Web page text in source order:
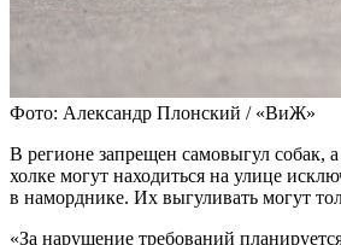
Фото: Александр Плонский / «ВиЖ»
В регионе запрещен самовыгул собак,
холке могут находиться на улице
в наморднике. Их выгуливать могут
«За нарушение требований